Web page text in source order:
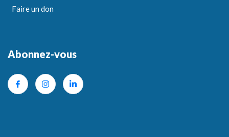
Faire un don
Abonnez-vous